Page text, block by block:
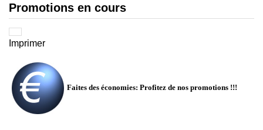
Promotions en cours
Imprimer
Faites des économies: Profitez de nos promotions !!!